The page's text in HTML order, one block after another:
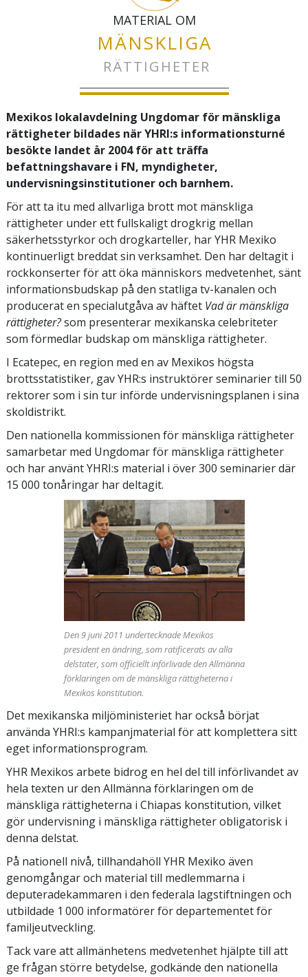
MATERIAL OM
MÄNSKLIGA
RÄTTIGHETER
Mexikos lokalavdelning Ungdomar för mänskliga
rättigheter bildades när YHRI:s informationsturné
besökte landet år 2004 för att träffa
befattningshavare i FN, myndigheter,
undervisningsinstitutioner och barnhem.
För att ta itu med allvarliga brott mot mänskliga
rättigheter under ett fullskaligt drogkrig mellan
säkerhetsstyrkor och drogkarteller, har YHR Mexiko
kontinuerligt breddat sin verksamhet. Den har deltagit i
rockkonserter för att öka människors medvetenhet, sänt
informationsbudskap på den statliga tv-kanalen och
producerat en specialutgåva av häftet Vad är mänskliga
rättigheter?som presenterar mexikanska celebriteter
som förmedlar budskap om mänskliga rättigheter.
I Ecatepec, en region med en av Mexikos högsta
brottsstatistiker, gav YHR:s instruktörer seminarier till 50
rektorer som i sin tur införde undervisningsplanen i sina
skoldistrikt.
Den nationella kommissionen för mänskliga rättigheter
samarbetar med Ungdomar för mänskliga rättigheter
och har använt YHRI:s material i över 300 seminarier där
15 000 tonåringar har deltagit.
Den 9 juni 2011 undertecknade Mexikos
president en ändring, som ratificerats av alla
delstater, som officiellt införlivade den Allmänna
förklaringen om de mänskliga rättigheterna i
Mexikos konstitution.
Det mexikanska miljöministeriet har också börjat
använda YHRI:s kampanjmaterial för att komplettera sitt
eget informationsprogram.
YHR Mexikos arbete bidrog en hel del till införlivandet av
hela texten ur den Allmänna förklaringen om de
mänskliga rättigheterna i Chiapas konstitution, vilket
gör undervisning i mänskliga rättigheter obligatorisk i
denna delstat.
På nationell nivå, tillhandahöll YHR Mexiko även
genomgångar och material till medlemmarna i
deputeradekammaren i den federala lagstiftningen och
utbildade 1 000 informatörer för departementet för
familjeutveckling.
Tack vare att allmänhetens medvetenhet hjälpte till att
ge frågan större betydelse, godkände den nationella